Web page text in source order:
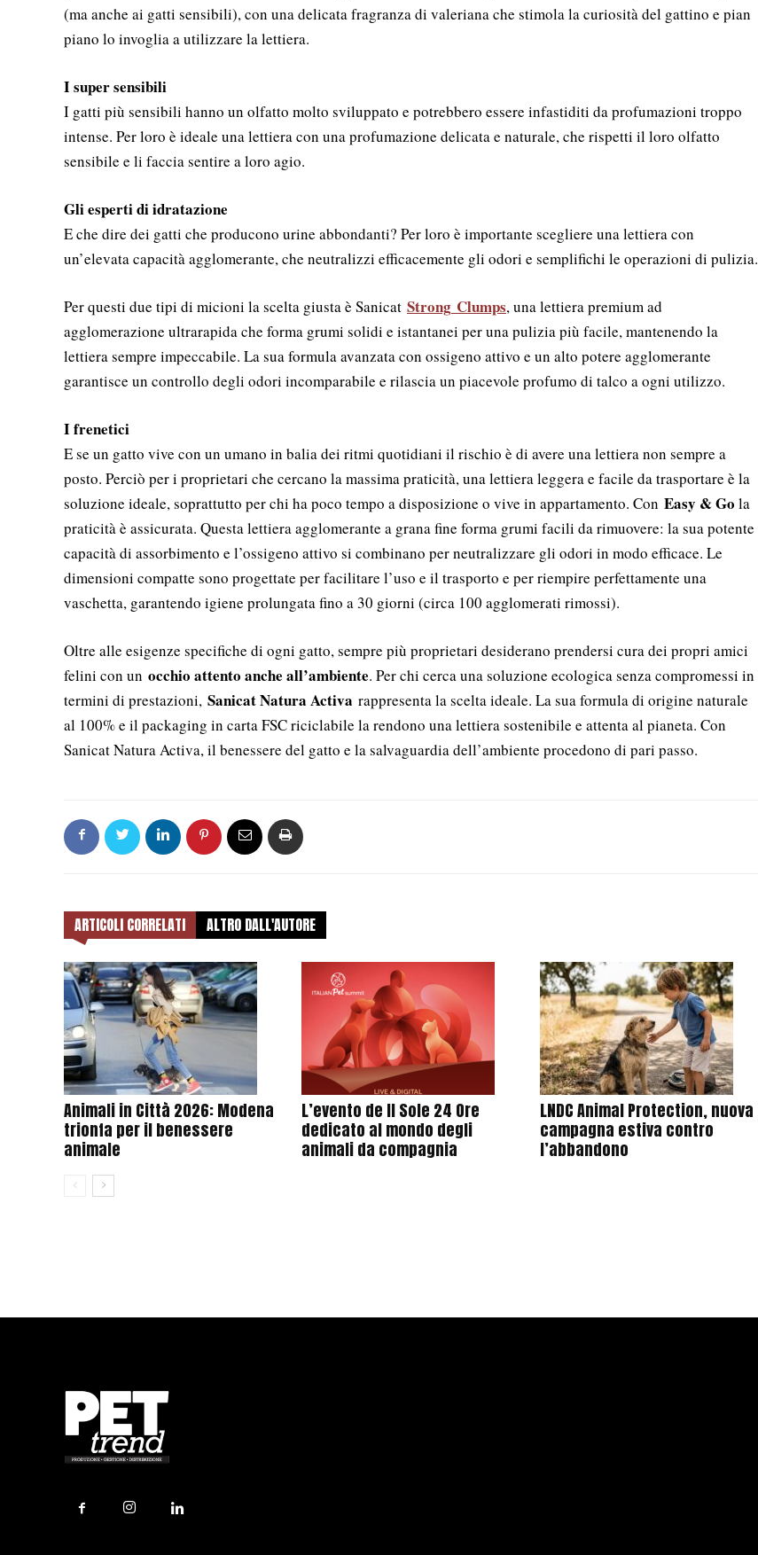
(ma anche ai gatti sensibili), con una delicata fragranza di valeriana che stimola la curiosità del gattino e pian
piano lo invoglia a utilizzare la lettiera.
I super sensibili
I gatti più sensibili hanno un olfatto molto sviluppato e potrebbero essere infastiditi da profumazioni troppo
intense. Per loro è ideale una lettiera con una profumazione delicata e naturale, che rispetti il loro olfatto
sensibile e li faccia sentire a loro agio.
Gli esperti di idratazione
E che dire dei gatti che producono urine abbondanti? Per loro è importante scegliere una lettiera con
un’elevata capacità agglomerante, che neutralizzi efficacemente gli odori e semplifichi le operazioni di pulizia.
Per questi due tipi di micioni la scelta giusta è Sanicat Strong Clumps, una lettiera premium ad
agglomerazione ultrarapida che forma grumi solidi e istantanei per una pulizia più facile, mantenendo la
lettiera sempre impeccabile. La sua formula avanzata con ossigeno attivo e un alto potere agglomerante
garantisce un controllo degli odori incomparabile e rilascia un piacevole profumo di talco a ogni utilizzo.
I frenetici
E se un gatto vive con un umano in balia dei ritmi quotidiani il rischio è di avere una lettiera non sempre a
posto. Perciò per i proprietari che cercano la massima praticità, una lettiera leggera e facile da trasportare è la
soluzione ideale, soprattutto per chi ha poco tempo a disposizione o vive in appartamento. Con Easy & Go la
praticità è assicurata. Questa lettiera agglomerante a grana fine forma grumi facili da rimuovere: la sua potente
capacità di assorbimento e l’ossigeno attivo si combinano per neutralizzare gli odori in modo efficace. Le
dimensioni compatte sono progettate per facilitare l’uso e il trasporto e per riempire perfettamente una
vaschetta, garantendo igiene prolungata fino a 30 giorni (circa 100 agglomerati rimossi).
Oltre alle esigenze specifiche di ogni gatto, sempre più proprietari desiderano prendersi cura dei propri amici
felini con un occhio attento anche all’ambiente. Per chi cerca una soluzione ecologica senza compromessi in
termini di prestazioni, Sanicat Natura Activa rappresenta la scelta ideale. La sua formula di origine naturale
al 100% e il packaging in carta FSC riciclabile la rendono una lettiera sostenibile e attenta al pianeta. Con
Sanicat Natura Activa, il benessere del gatto e la salvaguardia dell’ambiente procedono di pari passo.
ARTICOLI CORRELATI ALTRO DALL'AUTORE
Animali in Città 2026: Modena
trionfa per il benessere
animale
L’evento de Il Sole 24 Ore
dedicato al mondo degli
animali da compagnia
LNDC Animal Protection, nuova
campagna estiva contro
l’abbandono